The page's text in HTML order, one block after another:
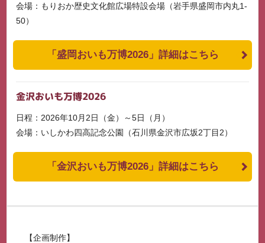
会場：もりおか歴史文化館広場特設会場（岩手県盛岡市内丸1-
50）
「盛岡おいも万博2026」詳細はこちら
金沢おいも万博2026
日程：2026年10月2日（金）～5日（月）
会場：いしかわ四高記念公園（石川県金沢市広坂2丁目2）
「金沢おいも万博2026」詳細はこちら
企画制作